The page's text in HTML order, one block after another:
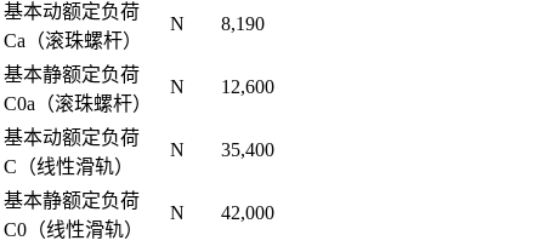
基本动额定负荷
Ca（滚珠螺杆）
N 8,190
基本静额定负荷
C0a（滚珠螺杆）
N 12,600
基本动额定负荷
C（线性滑轨）
N 35,400
基本静额定负荷
C0（线性滑轨）
N 42,000